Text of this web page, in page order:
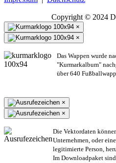
Copyright © 2024
×
×
Das Wappen wurde
"Kurmarkalbum"
über 640
×
×
Die Vektordaten
Unternehmen, oder
legitimierte Person,
Im Downloadpaket